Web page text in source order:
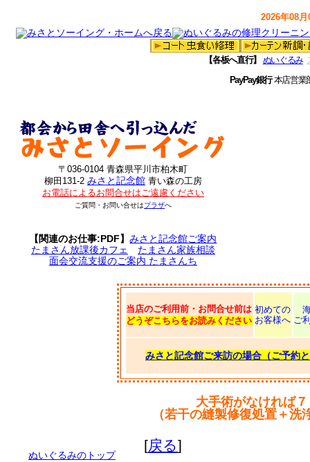
2026年08
【各板へ直行】 ぬいぐるみ
PayPay銀行本店営
〒036-0104 青森県平川市柏木町
柳田131-2 みさと記念館 青い森の工房
お電話によるお問合せはご遠慮ください
ご質問・お問い合せはプラザへ
【関連のお仕事:PDF】みさと記念館ご案内
たまさん放課後カフェ
たまさん家族相談
面会交流支援のご案内 たまさんち
当店のご利用前・お問合せ前は
どうぞこちらをお読みください
初めての
お客様へ ご
みさと記念館ご来訪の場合（ご予約
大手術がなければ
（若干の縫製修復処置＋
ぬいぐるみのトップ
[戻る]